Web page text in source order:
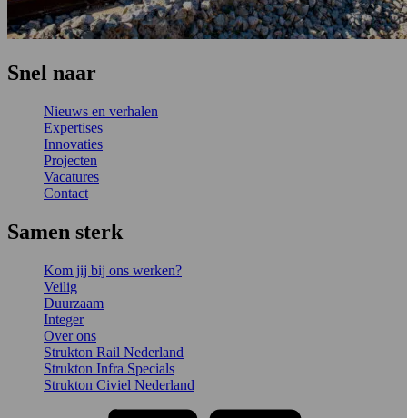
Snel naar
Nieuws en verhalen
Expertises
Innovaties
Projecten
Vacatures
Contact
Samen sterk
Kom jij bij ons werken?
Veilig
Duurzaam
Integer
Over ons
Strukton Rail Nederland
Strukton Infra Specials
Strukton Civiel Nederland